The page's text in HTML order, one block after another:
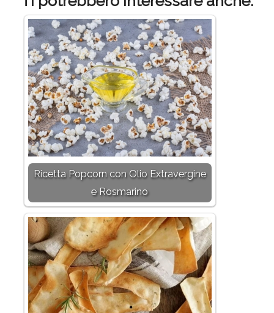
Ricetta Popcorn con Olio Extravergine
e Rosmarino